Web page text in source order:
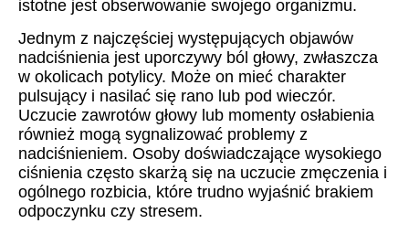
istotne jest obserwowanie swojego organizmu.
Jednym z najczęściej występujących objawów
nadciśnienia jest uporczywy ból głowy, zwłaszcza
w okolicach potylicy. Może on mieć charakter
pulsujący i nasilać się rano lub pod wieczór.
Uczucie zawrotów głowy lub momenty osłabienia
również mogą sygnalizować problemy z
nadciśnieniem. Osoby doświadczające wysokiego
ciśnienia często skarżą się na uczucie zmęczenia i
ogólnego rozbicia, które trudno wyjaśnić brakiem
odpoczynku czy stresem.